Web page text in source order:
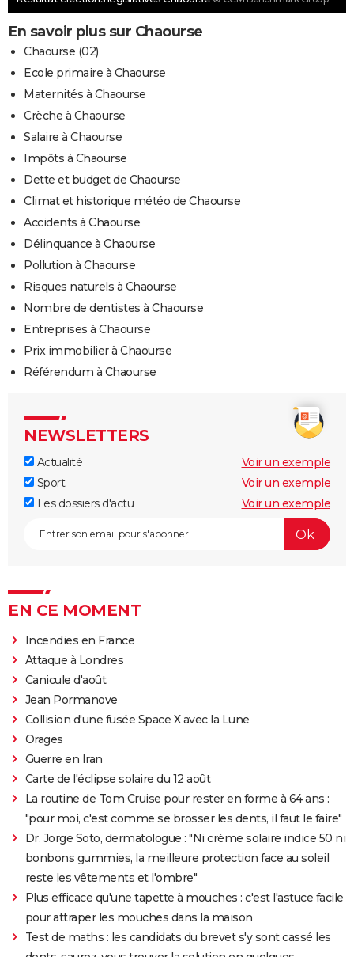
En savoir plus sur Chaourse
Chaourse (02)
Ecole primaire à Chaourse
Maternités à Chaourse
Crèche à Chaourse
Salaire à Chaourse
Impôts à Chaourse
Dette et budget de Chaourse
Climat et historique météo de Chaourse
Accidents à Chaourse
Délinquance à Chaourse
Pollution à Chaourse
Risques naturels à Chaourse
Nombre de dentistes à Chaourse
Entreprises à Chaourse
Prix immobilier à Chaourse
Référendum à Chaourse
NEWSLETTERS
Actualité
Voir un exemple
Sport
Voir un exemple
Les dossiers d'actu
Voir un exemple
EN CE MOMENT
Incendies en France
Attaque à Londres
Canicule d'août
Jean Pormanove
Collision d'une fusée Space X avec la Lune
Orages
Guerre en Iran
Carte de l'éclipse solaire du 12 août
La routine de Tom Cruise pour rester en forme à 64 ans :
"pour moi, c'est comme se brosser les dents, il faut le faire"
Dr. Jorge Soto, dermatologue : "Ni crème solaire indice 50 ni
bonbons gummies, la meilleure protection face au soleil
reste les vêtements et l'ombre"
Plus efficace qu'une tapette à mouches : c'est l'astuce facile
pour attraper les mouches dans la maison
Test de maths : les candidats du brevet s'y sont cassé les